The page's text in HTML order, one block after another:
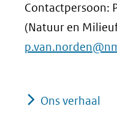
Contactpersoon:
(Natuur en
Ons verhaal